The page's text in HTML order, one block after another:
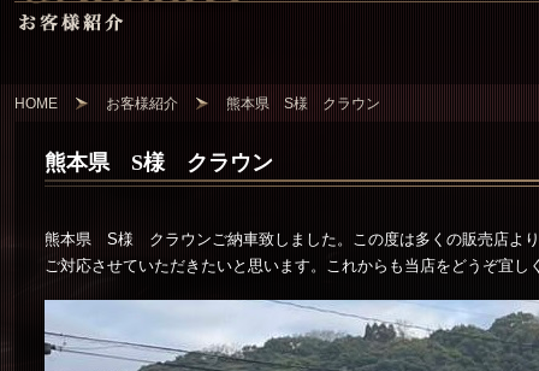
HOME お客様紹介 熊本県 S様 クラウン
熊本県 S様 クラウン
熊本県 S様 クラウンご納車致しました。この度は多くの販売店よ
ご対応させていただきたいと思います。これからも当店をどうぞ宜